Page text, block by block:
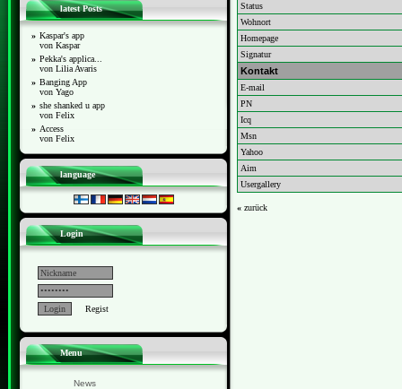
latest Posts
» Kaspar's app
von Kaspar
» Pekka's applica...
von Lilia Avaris
» Banging App
von Yago
» she shanked u app
von Felix
» Access
von Felix
language
Login
Regist
Menu
News
Status
Wohnort
Homepage
Signatur
Kontakt
E-mail
PN
Icq
Msn
Yahoo
Aim
Usergallery
« zurück